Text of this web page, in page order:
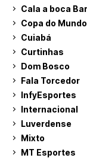
Cala a boca
Copa do Mundo
Cuiabá
Curtinhas
Dom Bosco
Fala Torcedor
InfyEsportes
Internacional
Luverdense
Mixto
MT Esportes